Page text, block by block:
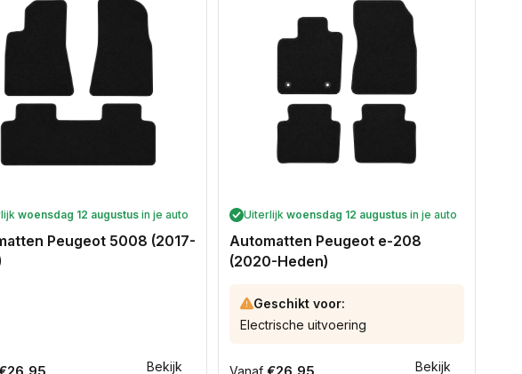
Bekijk
woensdag 12 augustus in je auto
Peugeot 5008 (2017-
Bekijk
Uiterlijk woensdag 12 augustus in je auto
Automatten Peugeot e-208
(2020-Heden)
Geschikt voor:
Electrische uitvoering
Vanaf